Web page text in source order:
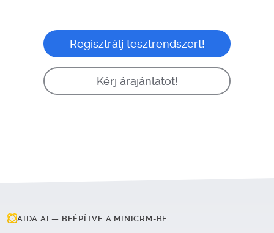
Regisztrálj tesztrendszert!
Kérj árajánlatot!
AIDA AI — BEÉPÍTVE A MINICRM-BE